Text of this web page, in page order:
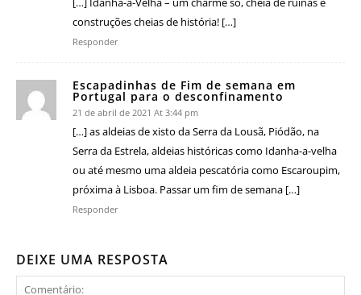
construções cheias de história! […]
Responder
Escapadinhas de Fim de semana em
Portugal para o desconfinamento
21 de abril de 2021 At 3:44 pm
[…] as aldeias de xisto da Serra da Lousã, Piódão, na
Serra da Estrela, aldeias históricas como Idanha-a-velha
ou até mesmo uma aldeia pescatória como Escaroupim,
próxima à Lisboa. Passar um fim de semana […]
Responder
DEIXE UMA RESPOSTA